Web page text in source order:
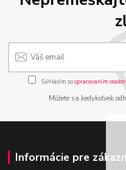
Súhlasím sospracovaním
Môžete sa kedykoľvek
Informácie pre